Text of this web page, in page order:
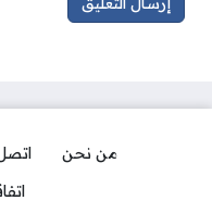
من نحن